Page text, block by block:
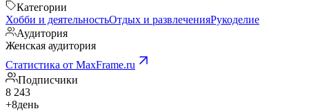
Категории
Хобби и деятельностьОтдых и развлеченияРукоделие
Аудитория
Женская аудитория
Статистика от MaxFrame.ru
Подписчики
8 243
+8день